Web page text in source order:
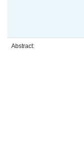
Abstract: